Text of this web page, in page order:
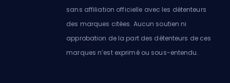
sans affiliation officielle avec les détenteurs
des marques citées. Aucun soutien ni
approbation de la part des détenteurs de ces
marques n’est exprimé ou sous-entendu.